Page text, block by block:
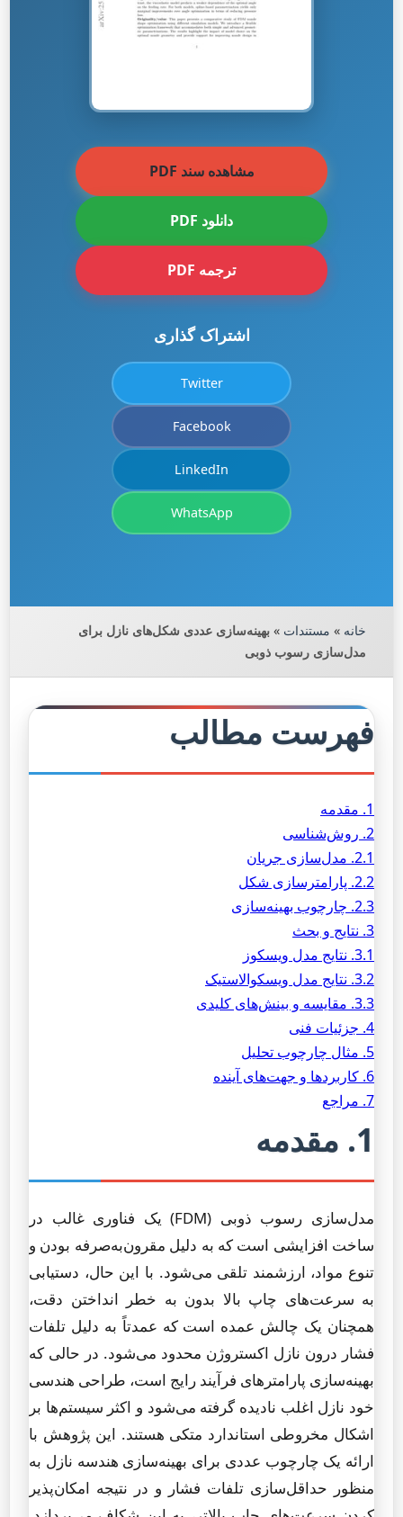
مشاهده سند PDF
دانلود PDF
ترجمه PDF
اشتراک گذاری
Twitter
Facebook
LinkedIn
WhatsApp
خانه » مستندات » بهینه‌سازی عددی شکل‌های نازل برای
مدل‌سازی رسوب ذوبی
فهرست مطالب
1. مقدمه
2. روش‌شناسی
2.1. مدل‌سازی جریان
2.2. پارامترسازی شکل
2.3. چارچوب بهینه‌سازی
3. نتایج و بحث
3.1. نتایج مدل ویسکوز
3.2. نتایج مدل ویسکوالاستیک
3.3. مقایسه و بینش‌های کلیدی
4. جزئیات فنی
5. مثال چارچوب تحلیل
6. کاربردها و جهت‌های آینده
7. مراجع
1. مقدمه
مدل‌سازی رسوب ذوبی (FDM) یک فناوری غالب در
ساخت افزایشی است که به دلیل مقرون‌به‌صرفه بودن و
تنوع مواد، ارزشمند تلقی می‌شود. با این حال، دستیابی
به سرعت‌های چاپ بالا بدون به خطر انداختن دقت،
همچنان یک چالش عمده است که عمدتاً به دلیل تلفات
فشار درون نازل اکستروژن محدود می‌شود. در حالی که
بهینه‌سازی پارامترهای فرآیند رایج است، طراحی هندسی
خود نازل اغلب نادیده گرفته می‌شود و اکثر سیستم‌ها بر
اشکال مخروطی استاندارد متکی هستند. این پژوهش با
ارائه یک چارچوب عددی برای بهینه‌سازی هندسه نازل به
منظور حداقل‌سازی تلفات فشار و در نتیجه امکان‌پذیر